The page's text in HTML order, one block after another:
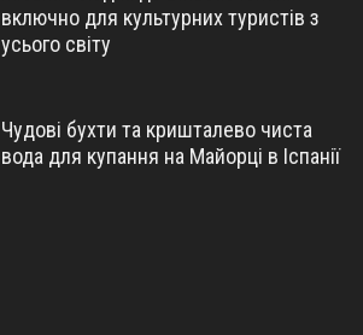
включно для культурних туристів з
усього світу
Чудові бухти та кришталево чиста
вода для купання на Майорці в Іспанії